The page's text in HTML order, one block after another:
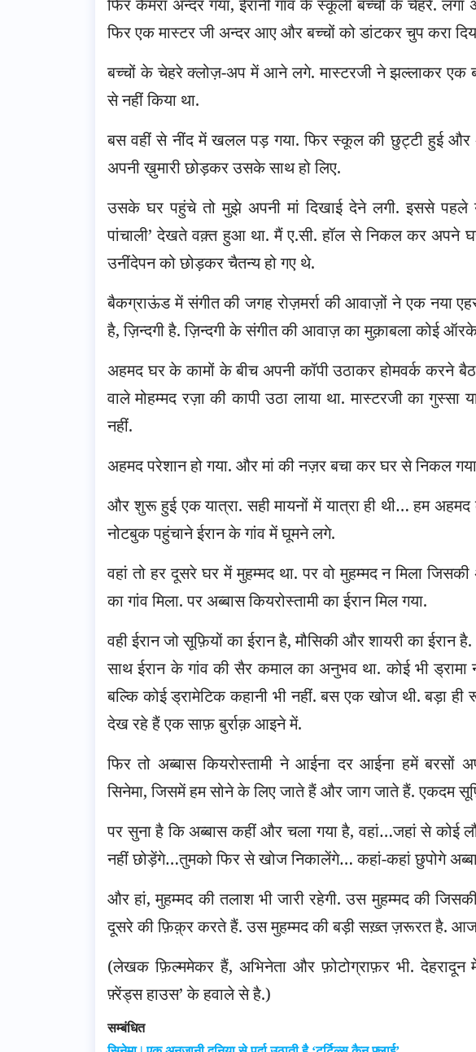
फिर कैमरा अन्दर गया, ईरानी गांव के स्कूली बच्चों के चेहरे.
फिर एक मास्टर जी अन्दर आए और बच्चों को डांटकर चुप करा
बच्चों के चेहरे क्लोज़-अप में आने लगे. मास्टरजी ने झल्लाकर एक
से नहीं किया था.
बस वहीं से नींद में खलल पड़ गया. फिर स्कूल की छुट्टी हुई
अपनी ख़ुमारी छोड़कर उसके साथ हो लिए.
उसके घर पहुंचे तो मुझे अपनी मां दिखाई देने लगी. इससे पहले
पांचाली’ देखते वक़्त हुआ था. मैं ए.सी. हॉल से निकल कर अपने
उनींदेपन को छोड़कर चैतन्य हो गए थे.
बैकग्राऊंड में संगीत की जगह रोज़मर्रा की आवाज़ों ने एक नया
है, ज़िन्दगी है. ज़िन्दगी के संगीत की आवाज़ का मुक़ाबला कोई
अहमद घर के कामों के बीच अपनी कॉपी उठाकर होमवर्क करने
वाले मोहम्मद रज़ा की कापी उठा लाया था. मास्टरजी का
नहीं.
अहमद परेशान हो गया. और मां की नज़र बचा कर घर से निकल
और शुरू हुई एक यात्रा. सही मायनों में यात्रा ही थी… हम अहमद
नोटबुक पहुंचाने ईरान के गांव में घूमने लगे.
वहां तो हर दूसरे घर में मुहम्मद था. पर वो मुहम्मद न मिला
का गांव मिला. पर अब्बास कियरोस्तामी का ईरान मिल गया.
वही ईरान जो सूफ़ियों का ईरान है, मौसिकी और शायरी का ईरान
साथ ईरान के गांव की सैर कमाल का अनुभव था. कोई भी ड्रामा
बल्कि कोई ड्रामेटिक कहानी भी नहीं. बस एक खोज थी. बड़ा ही
देख रहे हैं एक साफ़ बुर्राक़ आइने में.
फिर तो अब्बास कियरोस्तामी ने आईना दर आईना हमें बरसों
सिनेमा, जिसमें हम सोने के लिए जाते हैं और जाग जाते हैं. एकदम
पर सुना है कि अब्बास कहीं और चला गया है, वहां…जहां से कोई
नहीं छोड़ेंगे…तुमको फिर से खोज निकालेंगे… कहां-कहां छुपोगे
और हां, मुहम्मद की तलाश भी जारी रहेगी. उस मुहम्मद की
दूसरे की फ़िक़्र करते हैं. उस मुहम्मद की बड़ी सख़्त ज़रूरत है.
(लेखक फ़िल्ममेकर हैं, अभिनेता और फ़ोटोग्राफ़र भी. देहरादून
फ़्रेंड्स हाउस’ के हवाले से है.)
सम्बंधित